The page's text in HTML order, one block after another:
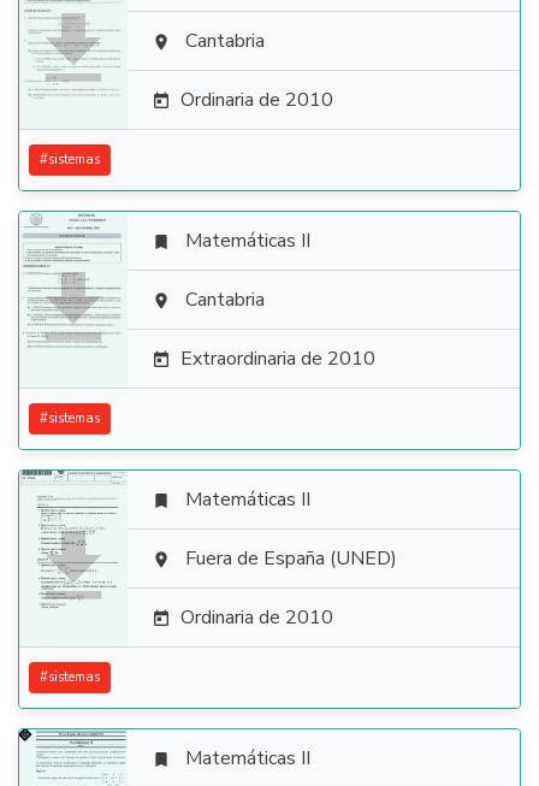
  Cantabria
 Ordinaria de 2010
#sistemas

 Matemáticas II
 Cantabria
 Extraordinaria de 2010
#sistemas

 Matemáticas II
 Fuera de España (UNED)
 Ordinaria de 2010
#sistemas
 Matemáticas II